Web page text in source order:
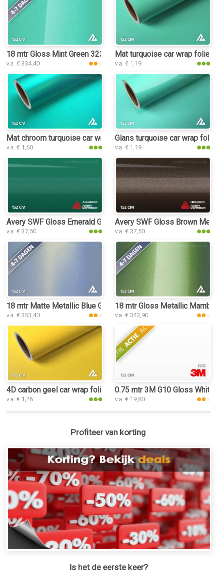
18 mtr Gloss Mint Green 3235 car wrap folie
v.a. € 334,40
Mat turquoise car wrap folie
v.a. € 1,19
Mat chroom turquoise car wrap folie
v.a. € 1,60
Glans turquoise car wrap folie
v.a. € 1,19
Avery SWF Gloss Emerald Green car wrap folie
v.a. € 37,50
Avery SWF Gloss Brown
v.a. € 37,50
18 mtr Matte Metallic Blue Gold 3082 car wrap folie
v.a. € 353,40
18 mtr Gloss Metallic
v.a. € 343,90
4D carbon geel car wrap folie
v.a. € 1,26
0.75 mtr 3M G10 Gloss White
v.a. € 19,80
Profiteer van korting
Is het de eerste keer?